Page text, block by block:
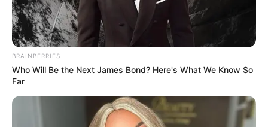
Tolima le ganó 2 a 0 al U
Magdalena, seguirá de
largo por cupo a
DEPORTES TOLIMA
BRAINBERRIES
Who Will Be the Next James Bond? Here's What We Know So
Far